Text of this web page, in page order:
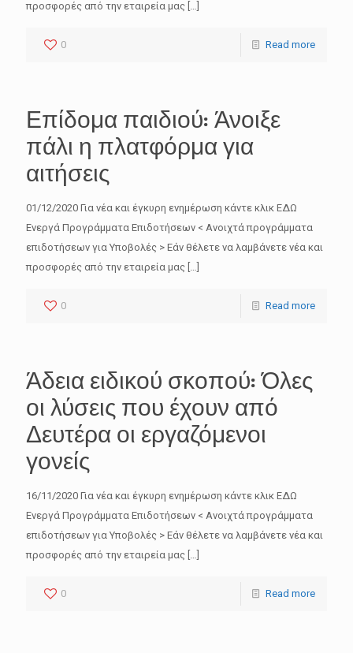
προσφορές από την εταιρεία μας […]
0 Read more
Επίδομα παιδιού: Άνοιξε
πάλι η πλατφόρμα για
αιτήσεις
01/12/2020 Για νέα και έγκυρη ενημέρωση κάντε κλικ ΕΔΩ
Ενεργά Προγράμματα Επιδοτήσεων < Ανοιχτά προγράμματα
επιδοτήσεων για Υποβολές > Εάν θέλετε να λαμβάνετε νέα και
προσφορές από την εταιρεία μας […]
0 Read more
Άδεια ειδικού σκοπού: Όλες
οι λύσεις που έχουν από
Δευτέρα οι εργαζόμενοι
γονείς
16/11/2020 Για νέα και έγκυρη ενημέρωση κάντε κλικ ΕΔΩ
Ενεργά Προγράμματα Επιδοτήσεων < Ανοιχτά προγράμματα
επιδοτήσεων για Υποβολές > Εάν θέλετε να λαμβάνετε νέα και
προσφορές από την εταιρεία μας […]
0 Read more
Καλώς ήρθατε
Ενημερωθείτε άμεσα, έγκαιρα και έγκυρα για τα
Name
Email
* Κάνοντας εγγραφή συμφωνείτε να γραφτείτε, με
σκοπό την ενημέρωση σας, για επιδοτούμενα
προγράμματα, χρηματοδοτικά εργαλεία.
* Έχετε το δικαίωμα ανά πάσα στιγμή να ζητήσετε
τη διαγραφή σας.